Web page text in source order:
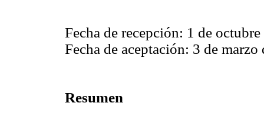
Fecha de recepción: 1 de
Fecha de aceptación: 3 de marzo
Resumen